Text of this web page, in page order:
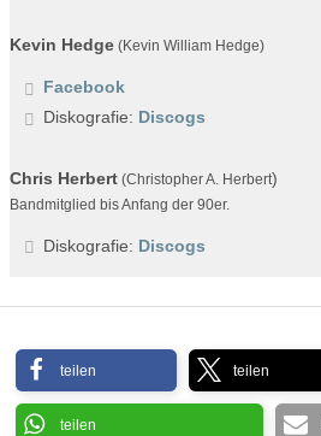
Kevin Hedge (Kevin William Hedge)
Facebook
Diskografie: Discogs
Chris Herbert (Christopher A. Herbert)
Bandmitglied bis Anfang der 90er.
Diskografie: Discogs
teilen teilen
teilen